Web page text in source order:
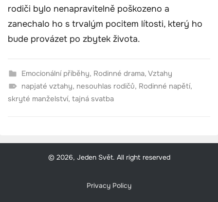
rodiči bylo nenapravitelně poškozeno a
zanechalo ho s trvalým pocitem lítosti, který ho
bude provázet po zbytek života.
Emocionální příběhy, Rodinné drama, Vztahy
napjaté vztahy, nesouhlas rodičů, Rodinné napětí,
skryté manželství, tajná svatba
© 2026, Jeden Svět. All right reserved
Privacy Policy